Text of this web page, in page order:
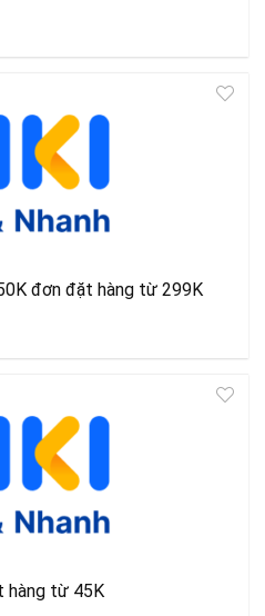
đơn đặt hàng từ 299K
hàng từ 45K